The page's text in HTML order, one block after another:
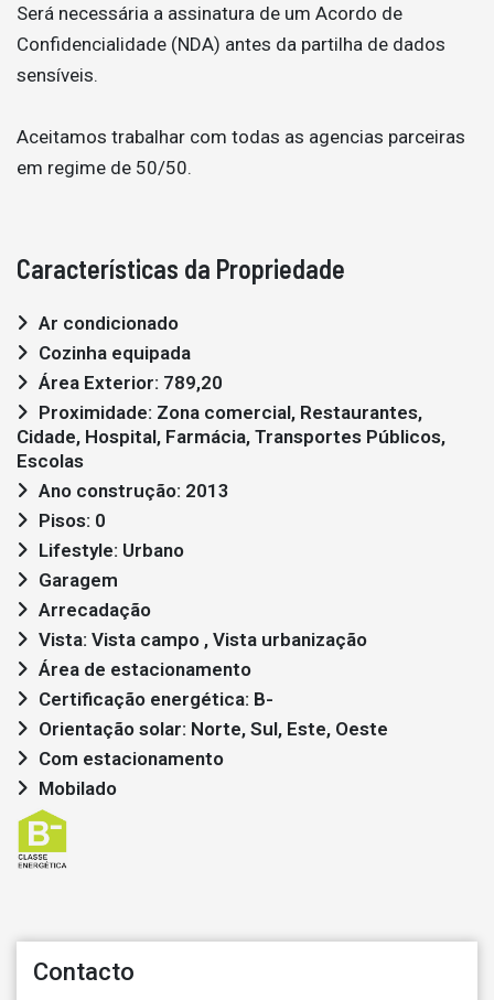
Será necessária a assinatura de um Acordo de
Confidencialidade (NDA) antes da partilha de dados
sensíveis.
Aceitamos trabalhar com todas as agencias parceiras
em regime de 50/50.
Características da Propriedade
Ar condicionado
Cozinha equipada
Área Exterior: 789,20
Cidade, Hospital, Farmácia, Transportes Públicos,
Escolas
Ano construção: 2013
Pisos: 0
Lifestyle: Urbano
Garagem
Arrecadação
Vista: Vista campo , Vista urbanização
Área de estacionamento
Certificação energética: B-
Orientação solar: Norte, Sul, Este, Oeste
Com estacionamento
Mobilado
Contacto